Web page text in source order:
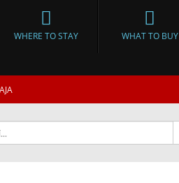
WHERE TO STAY WHAT TO BUY